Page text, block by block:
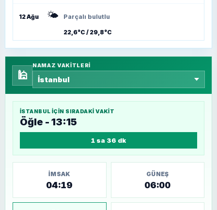
12 Ağu 🌤️ Parçalı bulutlu
22,6°C / 29,8°C
🕌
NAMAZ VAKITLERI
İSTANBUL IÇIN SIRADAKI VAKIT
Öğle - 13:15
1 sa 36 dk
İMSAK
04:19
GÜNEŞ
06:00